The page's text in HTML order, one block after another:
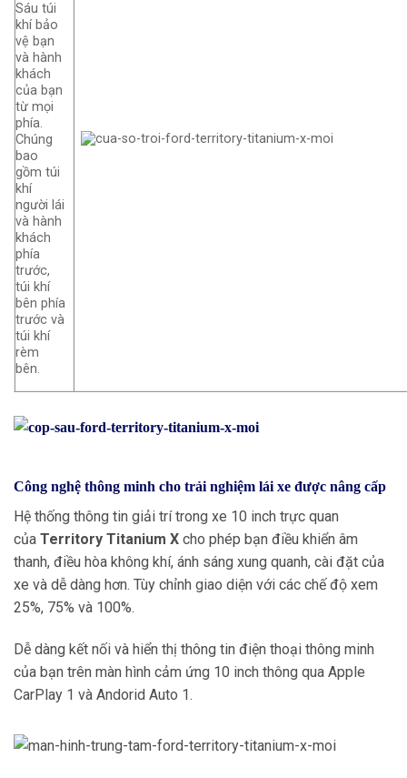
Sáu túi
khí bảo
vệ bạn
và hành
khách
của bạn
từ mọi
phía.
Chúng
bao
gồm túi
khí
người lái
và hành
khách
phía
trước,
túi khí
bên phía
trước và
túi khí
rèm
bên.
Công nghệ thông minh cho trải nghiệm lái xe được nâng cấp
Hệ thống thông tin giải trí trong xe 10 inch trực quan
của Territory Titanium X cho phép bạn điều khiển âm
thanh, điều hòa không khí, ánh sáng xung quanh, cài đặt của
xe và dễ dàng hơn. Tùy chỉnh giao diện với các chế độ xem
25%, 75% và 100%.
Dễ dàng kết nối và hiển thị thông tin điện thoại thông minh
của bạn trên màn hình cảm ứng 10 inch thông qua Apple
CarPlay 1 và Andorid Auto 1.